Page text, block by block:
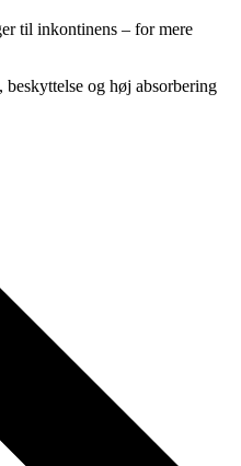
til inkontinens – for mere
og høj absorbering